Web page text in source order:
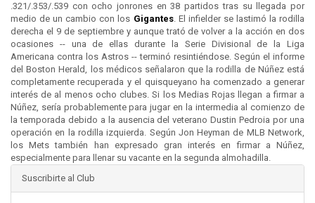
.321/.353/.539 con ocho jonrones en 38 partidos tras su llegada por
medio de un cambio con los Gigantes. El infielder se lastimó la rodilla
derecha el 9 de septiembre y aunque trató de volver a la acción en dos
ocasiones -- una de ellas durante la Serie Divisional de la Liga
Americana contra los Astros -- terminó resintiéndose. Según el informe
del Boston Herald, los médicos señalaron que la rodilla de Núñez está
completamente recuperada y el quisqueyano ha comenzado a generar
interés de al menos ocho clubes. Si los Medias Rojas llegan a firmar a
Núñez, sería probablemente para jugar en la intermedia al comienzo de
la temporada debido a la ausencia del veterano Dustin Pedroia por una
operación en la rodilla izquierda. Según Jon Heyman de MLB Network,
los Mets también han expresado gran interés en firmar a Núñez,
especialmente para llenar su vacante en la segunda almohadilla.
Suscribirte al Club